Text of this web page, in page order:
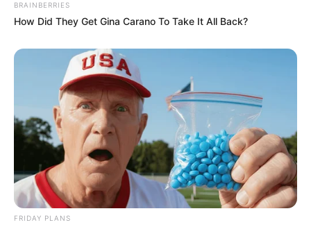
BRAINBERRIES
How Did They Get Gina Carano To Take It All Back?
FRIDAY PLANS